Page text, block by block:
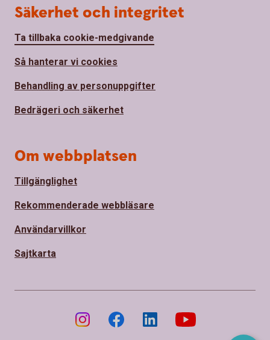
Säkerhet och integritet
Ta tillbaka cookie-medgivande
Så hanterar vi cookies
Behandling av personuppgifter
Bedrägeri och säkerhet
Om webbplatsen
Tillgänglighet
Rekommenderade webbläsare
Användarvillkor
Sajtkarta